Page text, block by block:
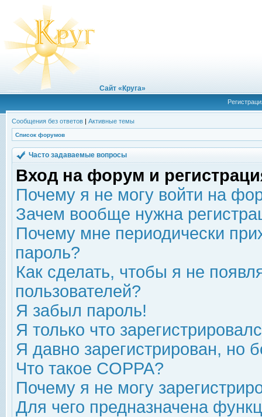
Сайт «Круга»
Сообщения без ответов | Активные темы
Список форумов
Часто задаваемые вопросы
Вход на форум и
Почему я не могу войти на
Зачем вообще нужна
Почему мне периодически
пароль?
Как сделать, чтобы я не
пользователей?
Я забыл пароль!
Я только что
Я давно зарегистрирован, но
Что такое COPPA?
Почему я не могу
Для чего предназначена